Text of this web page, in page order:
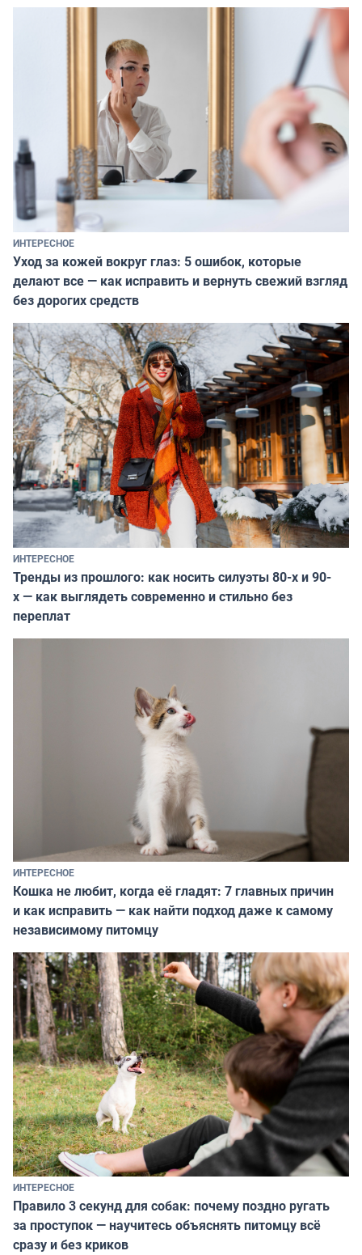
ИНТЕРЕСНОЕ
Уход за кожей вокруг глаз: 5 ошибок, которые
делают все — как исправить и вернуть свежий взгляд
без дорогих средств
ИНТЕРЕСНОЕ
Тренды из прошлого: как носить силуэты 80-х и 90-
х — как выглядеть современно и стильно без
переплат
ИНТЕРЕСНОЕ
Кошка не любит, когда её гладят: 7 главных причин
и как исправить — как найти подход даже к самому
независимому питомцу
ИНТЕРЕСНОЕ
Правило 3 секунд для собак: почему поздно ругать
за проступок — научитесь объяснять питомцу всё
сразу и без криков